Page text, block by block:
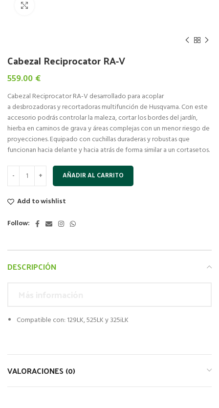
Cabezal Reciprocator RA-V
559.00 €
Cabezal Reciprocator RA-V desarrollado para acoplar
a desbrozadoras y recortadoras multifunción de Husqvarna. Con este
accesorio podrás controlar la maleza, cortar los bordes del jardín,
hierba en caminos de grava y áreas complejas con un menor riesgo de
proyecciones. Equipado con cuchillas duraderas y robustas que
funcionan hacia delante y hacia atrás de forma similar a un cortasetos.
AÑADIR AL CARRITO
Add to wishlist
Follow:
DESCRIPCIÓN
Compatible con: 129LK, 525LK y 325iLK
VALORACIONES (0)